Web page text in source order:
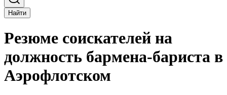
Найти
Резюме соискателей на
должность бармена-бариста в
Аэрофлотском